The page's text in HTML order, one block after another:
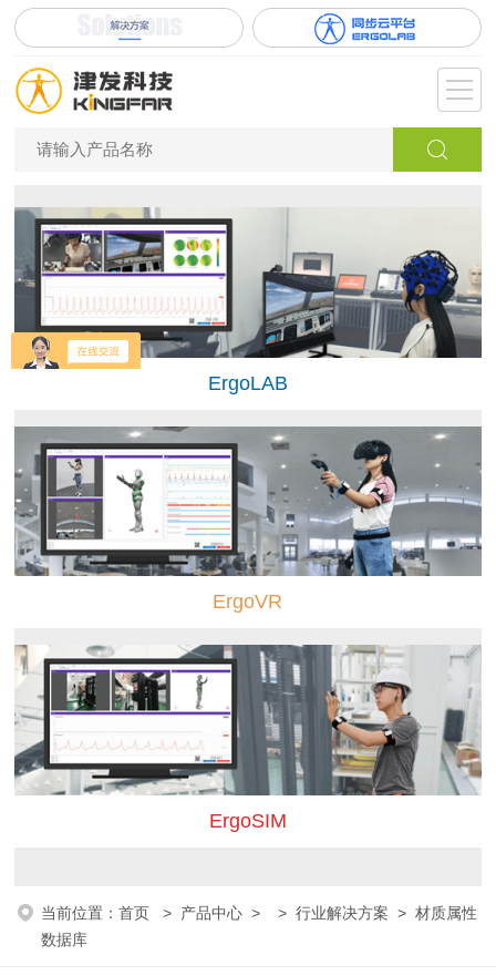
ErgoLAB
ErgoVR
ErgoSIM
当前位置：首页 > 产品中心 > >行业解决方案 > 材质属性
数据库